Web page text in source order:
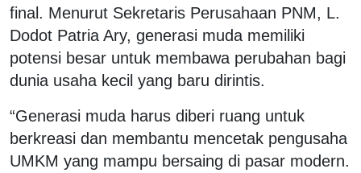
final. Menurut Sekretaris Perusahaan PNM, L.
Dodot Patria Ary, generasi muda memiliki
potensi besar untuk membawa perubahan bagi
dunia usaha kecil yang baru dirintis.
“Generasi muda harus diberi ruang untuk
berkreasi dan membantu mencetak pengusaha
UMKM yang mampu bersaing di pasar modern.